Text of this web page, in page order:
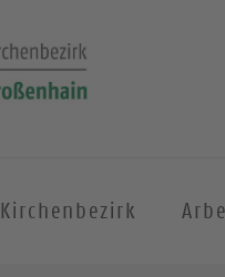
Kirchenbezirk